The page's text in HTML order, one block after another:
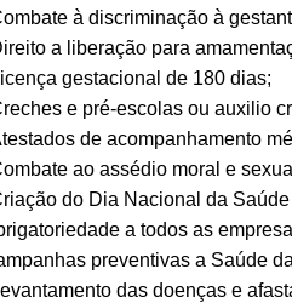
à discriminação à
a liberação para
gestacional de 180 dias;
e pré-escolas ou auxilio
de acompanhamento
ao assédio moral e
do Dia Nacional da
a todos as
preventivas a Saúde
das doenças e